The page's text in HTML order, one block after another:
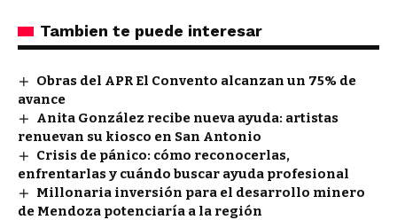
Tambien te puede interesar
Obras del APR El Convento alcanzan un 75% de
avance
Anita González recibe nueva ayuda: artistas
renuevan su kiosco en San Antonio
Crisis de pánico: cómo reconocerlas,
enfrentarlas y cuándo buscar ayuda profesional
Millonaria inversión para el desarrollo minero
de Mendoza potenciaría a la región